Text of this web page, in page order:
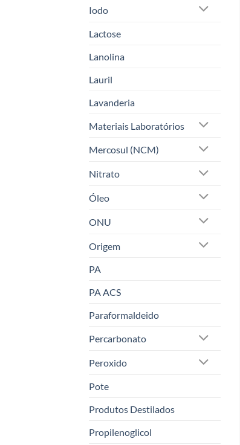
Iodo
Lactose
Lanolina
Lauril
Lavanderia
Materiais Laboratórios
Mercosul (NCM)
Nitrato
Óleo
ONU
Origem
PA
PA ACS
Paraformaldeido
Percarbonato
Peroxido
Pote
Produtos Destilados
Propilenoglicol